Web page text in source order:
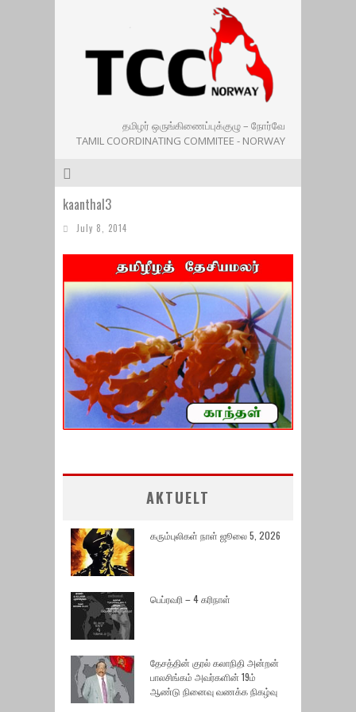
தமிழர் ஒருங்கிணைப்புக்குழு – நோர்வே
TAMIL COORDINATING COMMITEE - NORWAY
kaanthal3
July 8, 2014
AKTUELT
கரும்புலிகள் நாள் ஜூலை 5, 2026
பெப்ரவரி – 4 கரிநாள்
தேசத்தின் குரல் கலாநிதி அன்றன்
பாலசிங்கம் அவர்களின் 19ம்
ஆண்டு நினைவு வணக்க நிகழ்வு